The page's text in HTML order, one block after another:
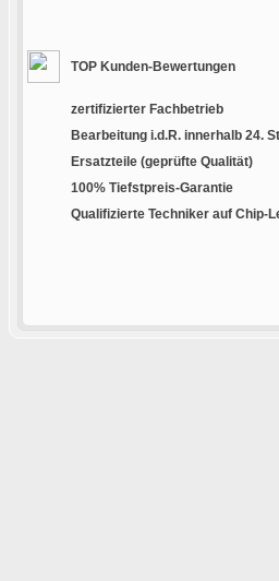
TOP Kunden-Bewertungen
zertifizierter Fachbetrieb
Bearbeitung i.d.R. innerhalb 24.
Ersatzteile (geprüfte Qualität)
100% Tiefstpreis-Garantie
Qualifizierte Techniker auf Chip-